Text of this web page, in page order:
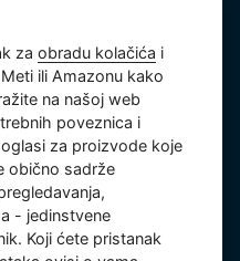
zaobradu kolačića i
ili Amazonu kako
na našoj web
poveznica i
za proizvode koje
obično sadrže
- jedinstvene
Koji ćete pristanak